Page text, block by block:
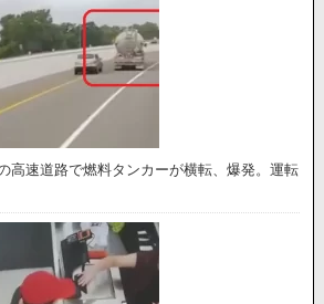
高速道路で燃料タンカーが横転、爆発。運転